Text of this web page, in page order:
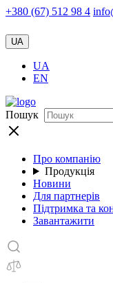
+380 (67) 512 98 4
UA
UA
EN
Пошук
Про компанію
Продукція
Новини
Для партнерів
Підтримка та
Завантажити